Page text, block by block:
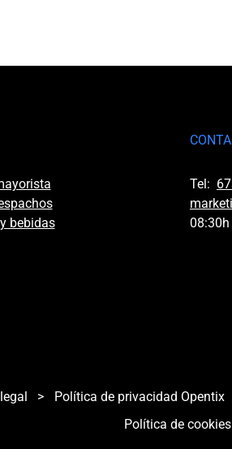
bebidas
Tel:
08:30h
> Política de privacidad Opentix
Política de cookies